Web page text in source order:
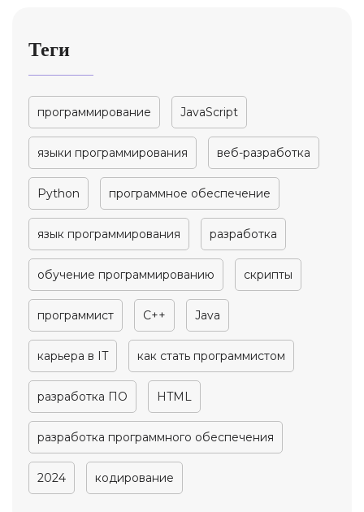
Теги
программирование JavaScript
языки программирования веб-разработка
Python программное обеспечение
язык программирования разработка
обучение программированию скрипты
программист C++ Java
карьера в IT как стать программистом
разработка ПО HTML
разработка программного обеспечения
2024 кодирование